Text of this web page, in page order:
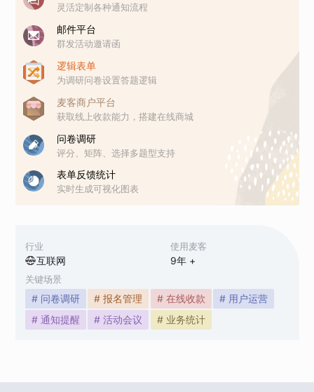
行业
互联网
使用麦客
9年 +
关键场景
# 问卷调研 # 报名管理 # 在线收款
# 用户运营
# 通知提醒
# 活动会议 # 业务统计
灵活定制各种通知流程
邮件平台
群发活动邀请函
逻辑表单
为调研问卷设置答题逻辑
麦客商户平台
获取线上收款能力，搭建在线商城
问卷调研
评分、矩阵、选择多题型支持
表单反馈统计
实时生成可视化图表